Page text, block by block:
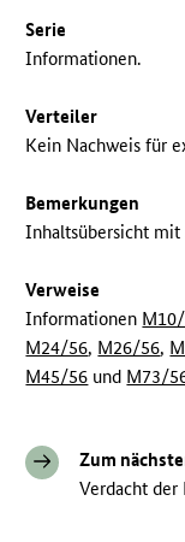
Serie
Informationen.
Verteiler
Kein Nachweis für
Bemerkungen
Inhaltsübersicht mit
Verweise
Informationen
M24/56, M26/56,
M45/56 und M73/
Zum
Verdacht